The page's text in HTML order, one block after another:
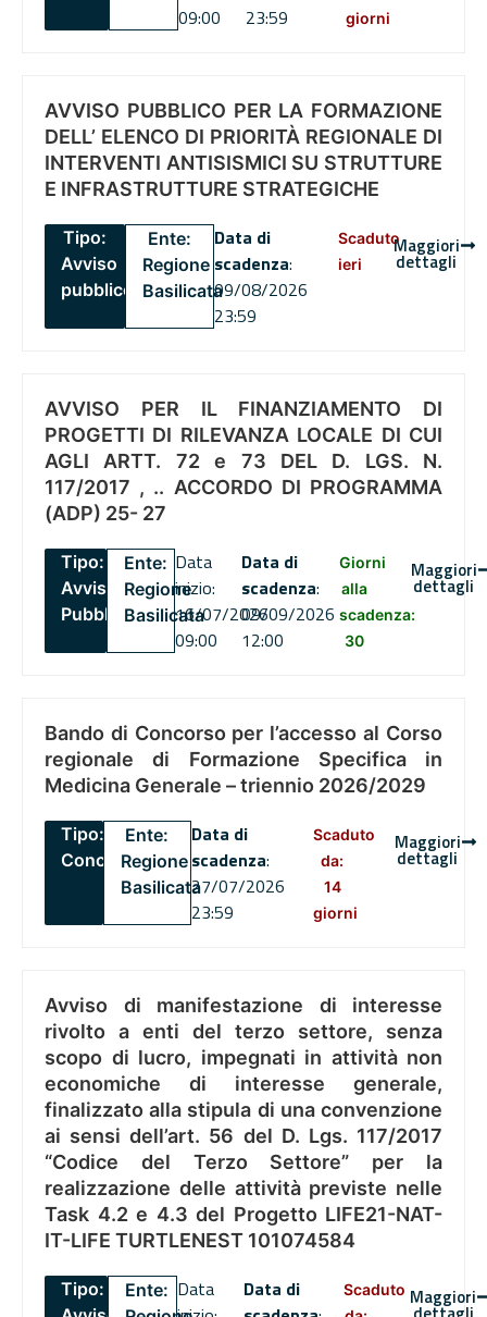
09:00
23:59
giorni
AVVISO PUBBLICO PER LA FORMAZIONE
DELL’ ELENCO DI PRIORITÀ REGIONALE DI
INTERVENTI ANTISISMICI SU STRUTTURE
E INFRASTRUTTURE STRATEGICHE
Tipo:
Avviso
pubblico
Ente:
Regione
Basilicata
Data di
scadenza:
09/08/2026
23:59
Scaduto
ieri
Maggiori
dettagli
AVVISO PER IL FINANZIAMENTO DI
PROGETTI DI RILEVANZA LOCALE DI CUI
AGLI ARTT. 72 e 73 DEL D. LGS. N.
117/2017 , .. ACCORDO DI PROGRAMMA
(ADP) 25- 27
Tipo:
Avviso
Pubblico
Ente:
Regione
Basilicata
Data
inizio:
16/07/2026
09:00
Data di
scadenza:
09/09/2026
12:00
Giorni
alla
scadenza:
30
Maggiori
dettagli
Bando di Concorso per l’accesso al Corso
regionale di Formazione Specifica in
Medicina Generale – triennio 2026/2029
Tipo:
Concorsi
Ente:
Regione
Basilicata
Data di
scadenza:
27/07/2026
23:59
Scaduto
da:
14
giorni
Maggiori
dettagli
Avviso di manifestazione di interesse
rivolto a enti del terzo settore, senza
scopo di lucro, impegnati in attività non
economiche di interesse generale,
finalizzato alla stipula di una convenzione
ai sensi dell’art. 56 del D. Lgs. 117/2017
“Codice del Terzo Settore” per la
realizzazione delle attività previste nelle
Task 4.2 e 4.3 del Progetto LIFE21-NAT-
IT-LIFE TURTLENEST 101074584
Tipo:
Ente: Data
Data di
Scaduto Maggiori